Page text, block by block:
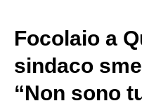
Focolaio a
sindaco
“Non sono